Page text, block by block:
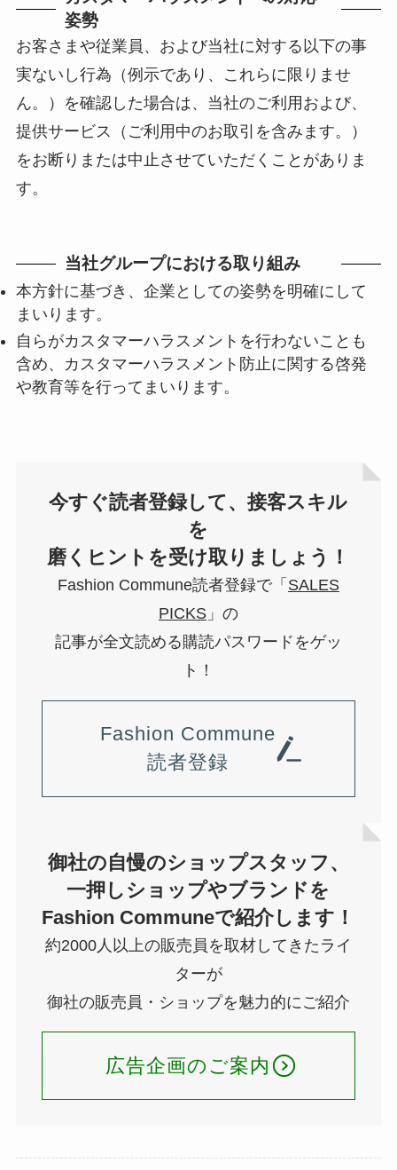
姿勢
お客さまや従業員、および当社に対する以下の事
実ないし行為（例示であり、これらに限りませ
ん。）を確認した場合は、当社のご利用および、
提供サービス（ご利用中のお取引を含みます。）
をお断りまたは中止させていただくことがありま
す。
当社グループにおける取り組み
本方針に基づき、企業としての姿勢を明確にして
まいります。
自らがカスタマーハラスメントを行わないことも
含め、カスタマーハラスメント防止に関する啓発
や教育等を行ってまいります。
今すぐ読者登録して、接客スキル
を
磨くヒントを受け取りましょう！
Fashion Commune読者登録で「 SALES
PICKS」の
記事が全文読める購読パスワードをゲッ
ト！
Fashion Commune
読者登録
御社の自慢のショップスタッフ、
一押しショップやブランドを
Fashion Communeで紹介します！
約2000人以上の販売員を取材してきたライ
ターが
御社の販売員・ショップを魅力的にご紹介
広告企画のご案内